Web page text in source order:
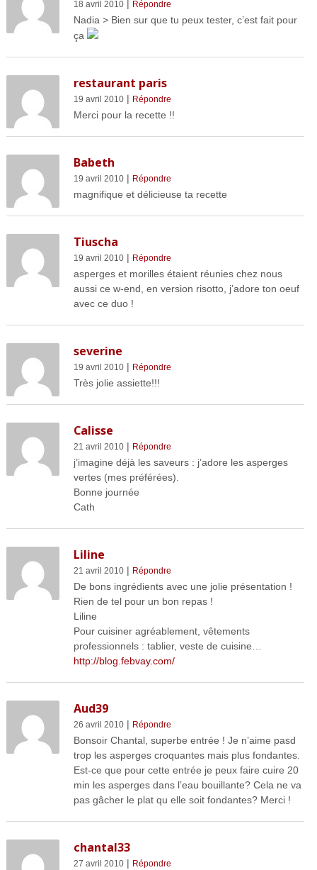
18 avril 2010| Répondre
Nadia > Bien sur que tu peux tester, c’est fait pour
ça
restaurant paris
19 avril 2010| Répondre
Merci pour la recette !!
Babeth
19 avril 2010| Répondre
magnifique et délicieuse ta recette
Tiuscha
19 avril 2010| Répondre
asperges et morilles étaient réunies chez nous
aussi ce w-end, en version risotto, j’adore ton oeuf
avec ce duo !
severine
19 avril 2010| Répondre
Très jolie assiette!!!
Calisse
21 avril 2010| Répondre
j’imagine déjà les saveurs : j’adore les asperges
vertes (mes préférées).
Bonne journée
Cath
Liline
21 avril 2010| Répondre
De bons ingrédients avec une jolie présentation !
Rien de tel pour un bon repas !
Liline
Pour cuisiner agréablement, vêtements
professionnels : tablier, veste de cuisine…
http://blog.febvay.com/
Aud39
26 avril 2010| Répondre
Bonsoir Chantal, superbe entrée ! Je n’aime pasd
trop les asperges croquantes mais plus fondantes.
Est-ce que pour cette entrée je peux faire cuire 20
min les asperges dans l’eau bouillante? Cela ne va
pas gâcher le plat qu elle soit fondantes? Merci !
chantal33
27 avril 2010| Répondre